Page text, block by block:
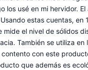
usé en mi hervidor.
estas cuentas, en
el nivel de sólidos
También se utiliza en
con este
que además es